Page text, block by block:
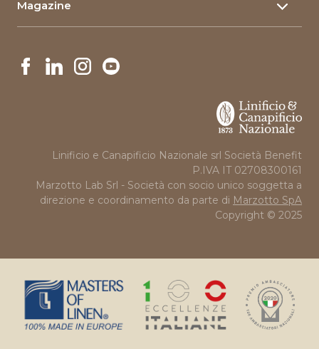
Progetti su arte ed educazione
Magazine
News
Linificio e Canapificio Nazionale srl Società Benefit
P.IVA IT 02708300161
Marzotto Lab Srl - Società con socio unico soggetta a
direzione e coordinamento da parte di Marzotto SpA
Copyright © 2025